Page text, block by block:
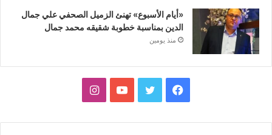
«أيام الأسبوع» تهنئ الزميل الصحفي علي جمال
الدين بمناسبة خطوبة شقيقه محمد جمال
منذ يومين
فيسبوك تويتر يوتيوبانستقرام